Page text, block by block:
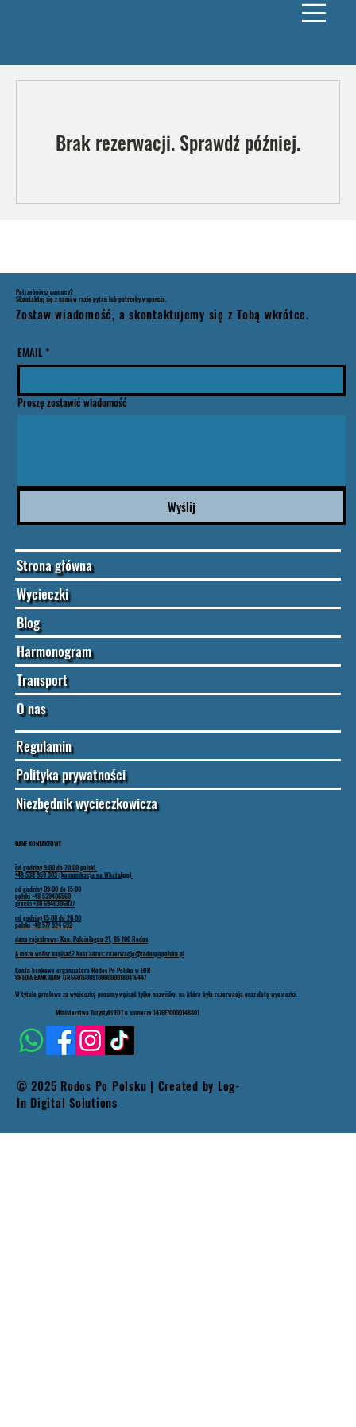
Brak rezerwacji. Sprawdź później.
DANE KONTAKTOWE
od godziny 9:00 do 20:00 polski
+48 538 959 303 (komunikacja na WhatsApp)
od godziny 09:00 do 15:00
polski +48 539406560
grecki +30 6940306027
od godziny 15:00 do 20:00
polski +48 577 924 692
dane rejestrowe: Kon. Palaiologou 21, 85 100 Rodos
A może wolisz napisać? Nasz adres: rezerwacje@rodospopolsku.pl
Ministerstwa Turystyki EOT o numerze 1476E70000148801
Konto bankowe organizatora Rodos Po Polsku w EUR
CREDIA BANK IBAN: GR6601600810000000180416447
W tytule przelewu za wycieczkę prosimy wpisać tylko nazwisko, na które była rezerwacja oraz datę wycieczki.
© 2025 Rodos Po Polsku | Created by Log-
In Digital Solutions
Potrzebujesz pomocy?
Skontaktuj się z nami w razie pytań lub potrzeby wsparcia.
Zostaw wiadomość, a skontaktujemy się z Tobą wkrótce.
EMAIL *
Proszę zostawić wiadomość
Wyślij
Strona główna
Wycieczki
Blog
Harmonogram
Transport
O nas
Regulamin
Polityka prywatności
Niezbędnik wycieczkowicza